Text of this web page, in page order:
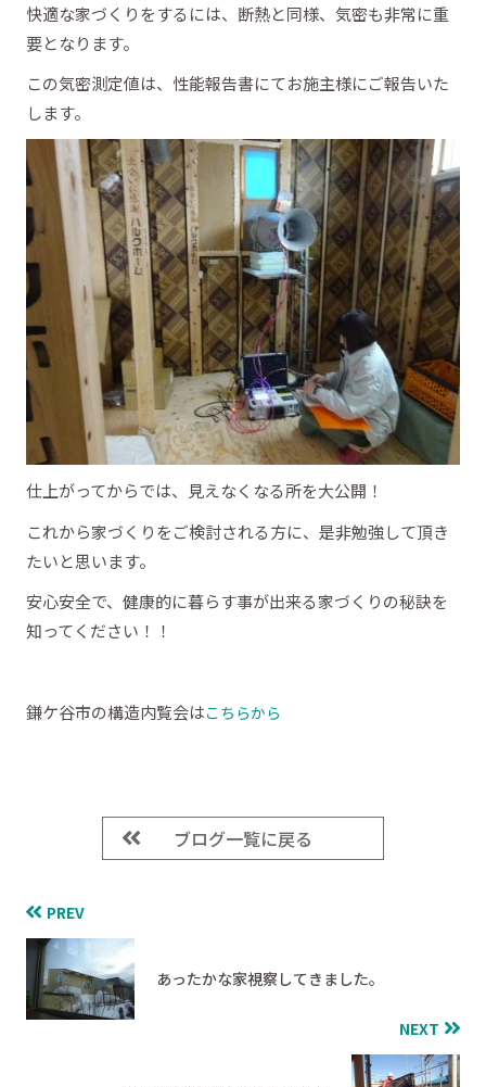
快適な家づくりをするには、断熱と同様、気密も非常に重
要となります。
この気密測定値は、性能報告書にてお施主様にご報告いた
します。
仕上がってからでは、見えなくなる所を大公開！
これから家づくりをご検討される方に、是非勉強して頂き
たいと思います。
安心安全で、健康的に暮らす事が出来る家づくりの秘訣を
知ってください！！
鎌ケ谷市の構造内覧会はこちらから
ブログ一覧に戻る
PREV
あったかな家視察してきました。
NEXT